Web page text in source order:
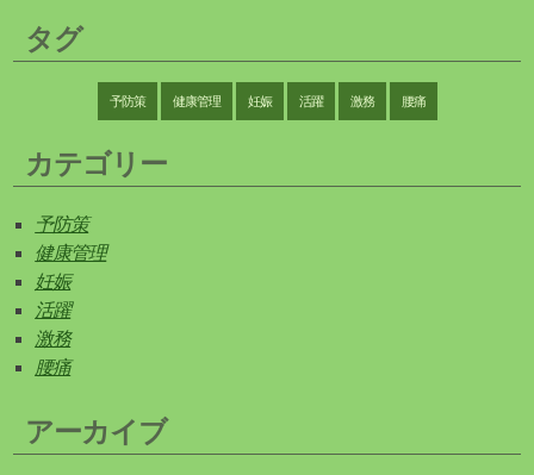
タグ
予防策 健康管理 妊娠 活躍 激務 腰痛
カテゴリー
予防策
健康管理
妊娠
活躍
激務
腰痛
アーカイブ